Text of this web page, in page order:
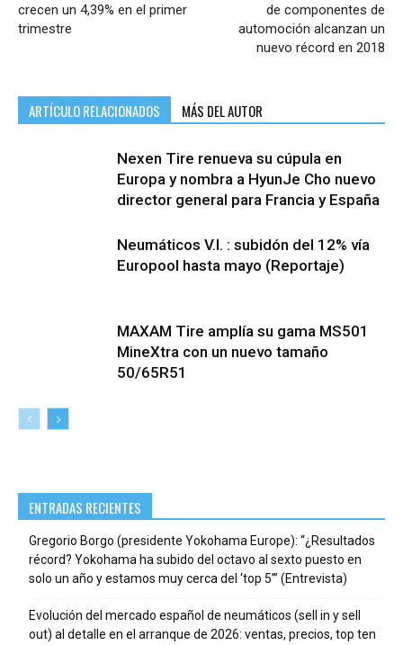
crecen un 4,39% en el primer
trimestre
de componentes de
automoción alcanzan un
nuevo récord en 2018
ARTÍCULO RELACIONADOS MÁS DEL AUTOR
Nexen Tire renueva su cúpula en
Europa y nombra a HyunJe Cho nuevo
director general para Francia y España
Neumáticos V.I. : subidón del 12% vía
Europool hasta mayo (Reportaje)
MAXAM Tire amplía su gama MS501
MineXtra con un nuevo tamaño
50/65R51
ENTRADAS RECIENTES
Gregorio Borgo (presidente Yokohama Europe): “¿Resultados
récord? Yokohama ha subido del octavo al sexto puesto en
solo un año y estamos muy cerca del ‘top 5’” (Entrevista)
Evolución del mercado español de neumáticos (sell in y sell
out) al detalle en el arranque de 2026: ventas, precios, top ten